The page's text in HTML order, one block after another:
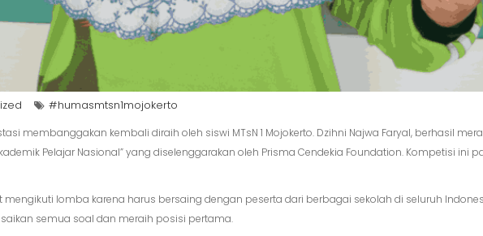
#humasmtsn1mojokerto
membanggakan kembali diraih oleh siswi MTsN 1 Mojokerto. Dzihni Najwa Faryal, berhasil
Pelajar Nasional” yang diselenggarakan oleh Prisma Cendekia Foundation. Kompetisi ini
lomba karena harus bersaing dengan peserta dari berbagai sekolah di seluruh
semua soal dan meraih posisi pertama.